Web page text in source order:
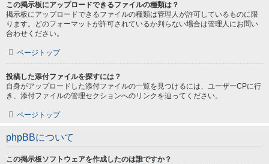
この掲示板にアップロードできるファイルの種類は？
掲示板にアップロードできるファイルの種類は管理人が許可しているものに限
ります。どのフォーマットが許可されているか判らない場合は管理人にお問い
合わせください。
ページトップ
投稿した添付ファイルを探すには？
自身がアップロードした添付ファイルの一覧を見つけるには、ユーザーCPに行
き、添付ファイルの管理セクションへのリンクを辿ってください。
ページトップ
phpBBについて
この掲示板ソフトウェアを作成したのは誰ですか？